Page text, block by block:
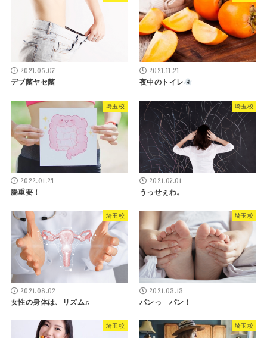
2021.05.07
デブ菌ヤセ菌
2021.11.21
夜中のトイレ
埼玉校
2022.01.24
腸重要！
埼玉校
2021.07.01
うっせぇわ。
埼玉校
2021.08.02
女性の身体は、リズム♫
埼玉校
2021.03.13
パンっ パン！
埼玉校 埼玉校